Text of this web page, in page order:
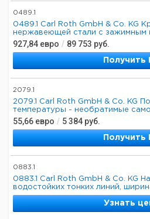
0489.1
0489.1 Carl Roth GmbH & Co. KG
нержавеющей стали с зажимным
927,84 евро / 89 753 руб.
Получить
2079.1
2079.1 Carl Roth GmbH & Co. KG
температуры - необратимые
55,66 евро / 5 384 руб.
Получить
0883.1
0883.1 Carl Roth GmbH & Co. KG
водостойких тонких линий,
Узнать